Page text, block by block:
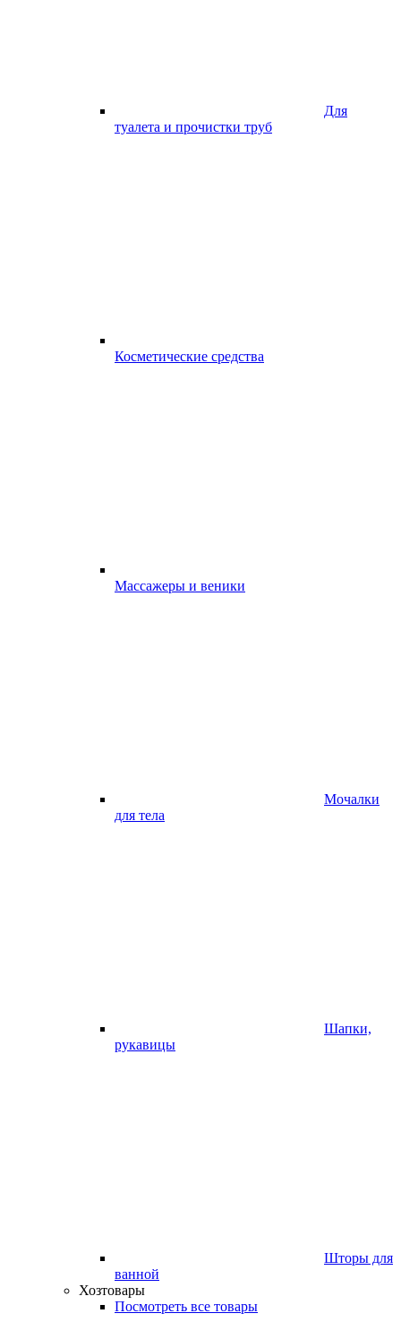
Для
туалета и прочистки труб
Косметические средства
Массажеры и веники
Мочалки
для тела
Шапки,
рукавицы
Шторы для
ванной
Хозтовары
Посмотреть все товары